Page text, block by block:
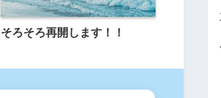
そろそろ再開します！！